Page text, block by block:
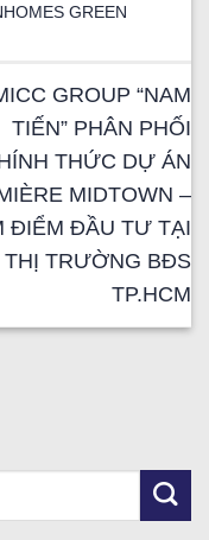
GREEN
GROUP “NAM
TIẾN” PHÂN PHỐI
THỨC DỰ ÁN
MIDTOWN –
ĐIỂM ĐẦU TƯ TẠI
THỊ TRƯỜNG BĐS
TP.HCM